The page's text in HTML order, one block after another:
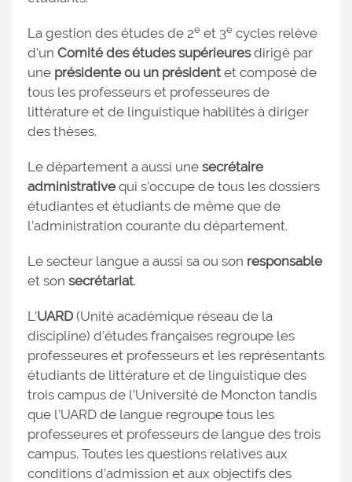
La gestion des études de 2e et 3e cycles relève
d’un Comité des études supérieuresdirigé par
une présidente ou un président et composé de
tous les professeurs et professeures de
littérature et de linguistique habilités à diriger
des thèses.
Le département a aussi une secrétaire
administrativequi s’occupe de tous les dossiers
étudiantes et étudiants de même que de
l’administration courante du département.
Le secteur langue a aussi sa ou son responsable
et son secrétariat.
L’UARD (Unité académique réseau de la
discipline) d’études françaises regroupe les
professeures et professeurs et les représentants
étudiants de littérature et de linguistique des
trois campus de l’Université de Moncton tandis
que l’UARD de langue regroupe tous les
professeures et professeurs de langue des trois
campus. Toutes les questions relatives aux
conditions d’admission et aux objectifs des